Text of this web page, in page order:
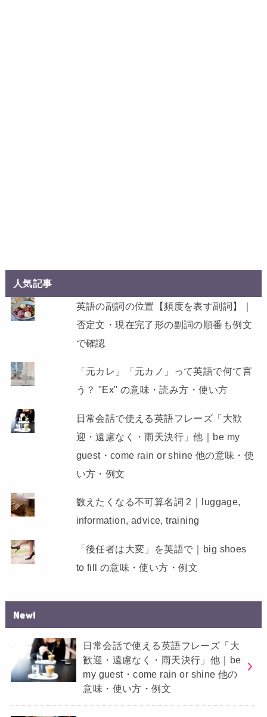
人気記事
英語の副詞の位置【頻度を表す副詞】｜
否定文・現在完了形の副詞の順番も例文
で確認
「元カレ」「元カノ」って英語で何て言
う？ "Ex" の意味・読み方・使い方
日常会話で使える英語フレーズ「大歓
迎・遠慮なく・雨天決行」他｜be my
guest・come rain or shine 他の意味・使
い方・例文
数えたくなる不可算名詞 2｜luggage,
information, advice, training
「後任者は大変」を英語で｜big shoes
to fill の意味・使い方・例文
New!
日常会話で使える英語フレーズ「大
歓迎・遠慮なく・雨天決行」他｜be
my guest・come rain or shine 他の
意味・使い方・例文